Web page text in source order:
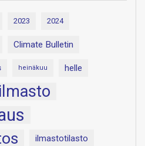
2023 2024
Climate Bulletin
heinäkuu helle
ilmasto
ilmastotilasto